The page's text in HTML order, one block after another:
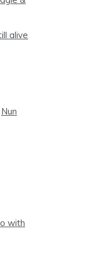
alive
Nun
with